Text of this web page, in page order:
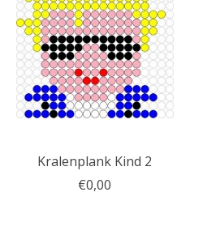
Kralenplank Kind 2
€0,00